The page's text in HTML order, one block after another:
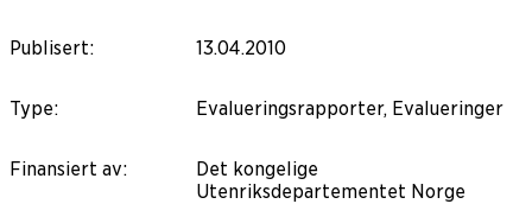
Publisert: 13.04.2010
Type: Evalueringsrapporter, Evalueringer
Finansiert av:
Det kongelige
Utenriksdepartementet Norge